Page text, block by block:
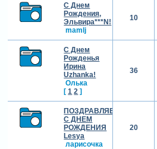
С Днем
Рождения,
Эльвира***N!
mamlj
10
С Днем
Рожденья
Ирина
Uzhanka!
Олька
[ 1 2 ]
36
ПОЗДРАВЛЯЕМ
С ДНЕМ
РОЖДЕНИЯ
Lesya
ларисочка
20